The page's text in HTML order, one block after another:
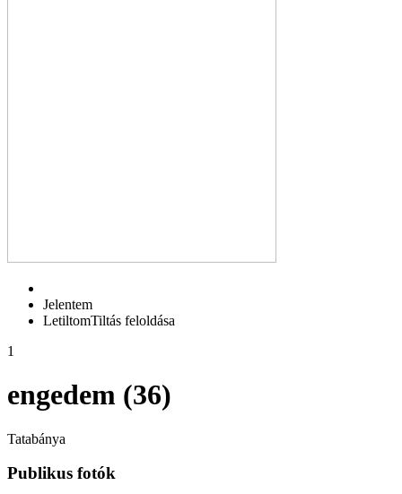
Jelentem
LetiltomTiltás feloldása
1
engedem (36)
Tatabánya
Publikus fotók